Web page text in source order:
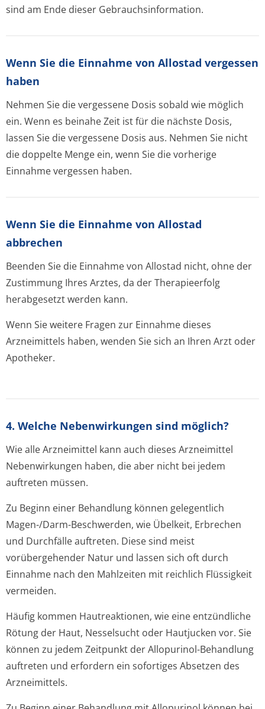
sind am Ende dieser Gebrauchsinfor­mation.
Wenn Sie die Einnahme von Allostad vergessen
haben
Nehmen Sie die vergessene Dosis sobald wie möglich
ein. Wenn es beinahe Zeit ist für die nächste Dosis,
lassen Sie die vergessene Dosis aus. Nehmen Sie nicht
die doppelte Menge ein, wenn Sie die vorherige
Einnahme vergessen haben.
Wenn Sie die Einnahme von Allostad
abbrechen
Beenden Sie die Einnahme von Allostad nicht, ohne der
Zustimmung Ihres Arztes, da der Therapieerfolg
herabgesetzt werden kann.
Wenn Sie weitere Fragen zur Einnahme dieses
Arzneimittels haben, wenden Sie sich an Ihren Arzt oder
Apotheker.
4. Welche Nebenwirkungen sind möglich?
Wie alle Arzneimittel kann auch dieses Arzneimittel
Nebenwirkungen haben, die aber nicht bei jedem
auftreten müssen.
Zu Beginn einer Behandlung können gelegentlich
Magen-/Darm-Beschwerden, wie Übelkeit, Erbrechen
und Durchfälle auftreten. Diese sind meist
vorübergehender Natur und lassen sich oft durch
Einnahme nach den Mahlzeiten mit reichlich Flüssigkeit
vermeiden.
Häufig kommen Hautreaktionen, wie eine entzündliche
Rötung der Haut, Nesselsucht oder Hautjucken vor. Sie
können zu jedem Zeitpunkt der Allopurinol-Behandlung
auftreten und erfordern ein sofortiges Absetzen des
Arzneimittels.